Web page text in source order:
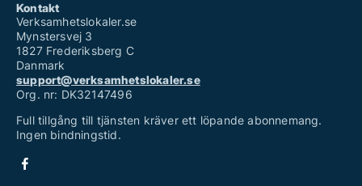
Kontakt
Verksamhetslokaler.se
Mynstersvej 3
1827 Frederiksberg C
Danmark
support@verksamhetslokaler.se
Org. nr: DK32147496
Full tillgång till tjänsten kräver ett löpande abonnemang.
Ingen bindningstid.